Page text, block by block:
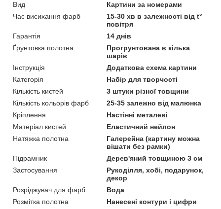
Вид
Картини за номерами
Час висихання фарб
15-30 хв в залежності від t°
повітря
Гарантія
14 днів
Ґрунтовка полотна
Прогрунтована в кілька
шарів
Інструкція
Додаткова схема картини
Категорія
Набір для творчості
Кількість кистей
3 штуки різної товщини
Кількість кольорів фарб
25-35 залежно від малюнка
Кріплення
Настінні металеві
Матеріал кистей
Еластичний нейлон
Натяжка полотна
Галерейна (картину можна
вішати без рамки)
Підрамник
Дерев'яний товщиною 3 см
Застосування
Рукоділля, хобі, подарунок,
декор
Розріджувач для фарб
Вода
Розмітка полотна
Нанесені контури і цифри